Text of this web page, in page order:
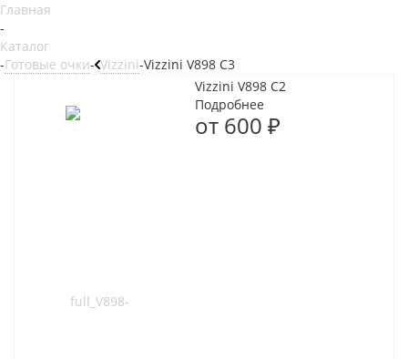
Главная
-
Каталог
-Готовые очки- Vizzini-Vizzini V898 C3
Vizzini V898 С2
Подробнее
от 600 ₽